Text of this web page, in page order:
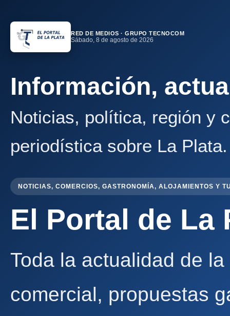
RED DE MEDIOS · GRUPO TECNOCOM
Sábado, 8 de agosto de 2026
Información,
Noticias, política, región y
periodística sobre La Plata.
NOTICIAS, COMERCIOS, GASTRONOMÍA, ALOJAMIENTOS Y
El Portal de La
Toda la actualidad de
comercial, propuestas